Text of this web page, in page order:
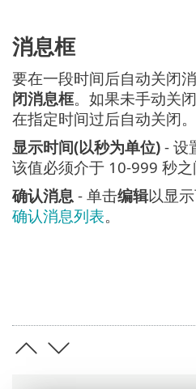
消息框
要在一段时间后自动关闭
闭消息框。如果未手动关
在指定时间过后自动关闭。
显示时间(以秒为单位) - 设
该值必须介于 10-999 秒之
确认消息 - 单击编辑以显
确认消息列表。